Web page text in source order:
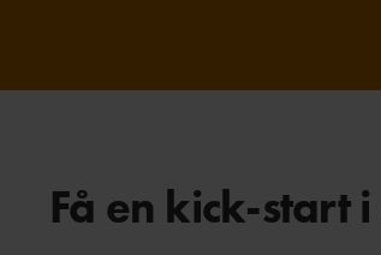
Få en kick-start